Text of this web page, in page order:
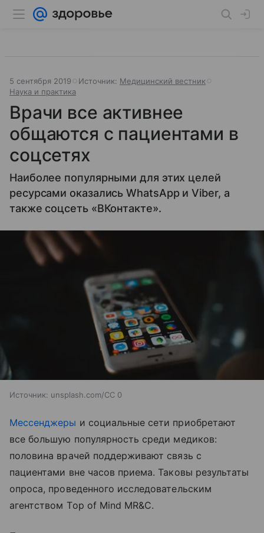
5 сентября 2019 Источник: Медицинский вестник
Наука и практика
Врачи все активнее
общаются с пациентами в
соцсетях
Наиболее популярными для этих целей
ресурсами оказались WhatsApp и Viber, а
также соцсеть «ВКонтакте».
Источник: unsplash.com/CC 0
Мессенджеры и социальные сети приобретают
все большую популярность среди медиков:
половина врачей поддерживают связь с
пациентами вне часов приема. Таковы результаты
опроса, проведенного исследовательским
агентством Тop of Mind MR&C.